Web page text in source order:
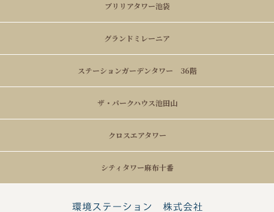
ブリリアタワー池袋
グランドミレーニア
ステーションガーデンタワー 36階
ザ・パークハウス池田山
クロスエアタワー
シティタワー麻布十番